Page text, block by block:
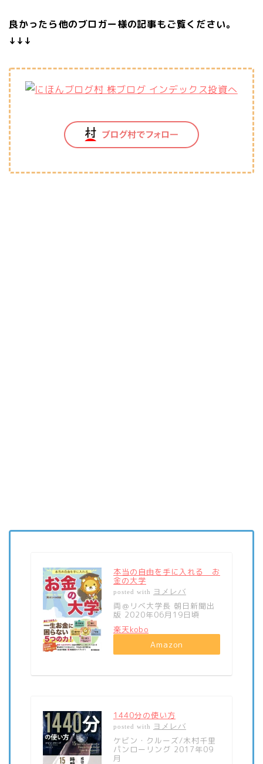
良かったら他のブロガー様の記事もご覧ください。
↓↓↓
本当の自由を手に入れる お
金の大学
posted with ヨメレバ
両＠リベ大学長 朝日新聞出
版 2020年06月19日頃
楽天kobo
Amazon
1440分の使い方
posted with ヨメレバ
ケビン・クルーズ/木村千里
パンローリング 2017年09
月